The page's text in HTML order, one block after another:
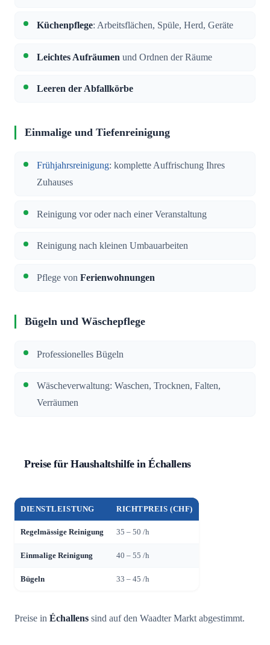
Küchenpflege: Arbeitsflächen, Spüle, Herd, Geräte
Leichtes Aufräumen und Ordnen der Räume
Leeren der Abfallkörbe
Einmalige und Tiefenreinigung
Frühjahrsreinigung: komplette Auffrischung Ihres
Zuhauses
Reinigung vor oder nach einer Veranstaltung
Reinigung nach kleinen Umbauarbeiten
Pflege von Ferienwohnungen
Bügeln und Wäschepflege
Professionelles Bügeln
Wäscheverwaltung: Waschen, Trocknen, Falten,
Verräumen
Preise für Haushaltshilfe in Échallens
DIENSTLEISTUNG RICHTPREIS (CHF)
Regelmässige Reinigung 35 – 50 /h
Einmalige Reinigung 40 – 55 /h
Bügeln 33 – 45 /h
Preise in Échallens sind auf den Waadter Markt abgestimmt.